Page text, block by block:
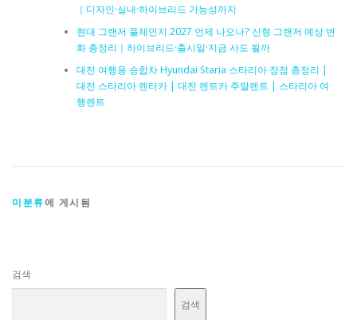
｜디자인·실내·하이브리드 가능성까지
현대 그랜저 풀체인지 2027 언제 나오나? 신형 그랜저 예상 변
화 총정리｜하이브리드·출시일·지금 사도 될까
대전 여행용 승합차 Hyundai Staria 스타리아 장점 총정리 |
대전 스타리아 렌터카 | 대전 렌트카 주말렌트 | 스타리아 여
행렌트
미분류에 게시됨
검색
검색